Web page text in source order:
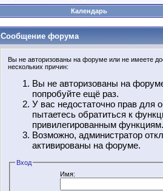
Календарь
Сообщение форума
Вы не авторизованы на форуме или не имеете
нескольких причин:
Вы не авторизованы на
попробуйте ещё раз.
У вас недостаточно прав для
пытаетесь обратиться к
привилегированным функциям.
Возможно, администратор
активированы на форуме.
Вход
Имя: